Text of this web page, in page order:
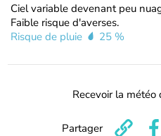
Ciel variable devenant peu
Faible risque d'averses.
Risque de pluie
25 %
Recevoir la météo
Partager